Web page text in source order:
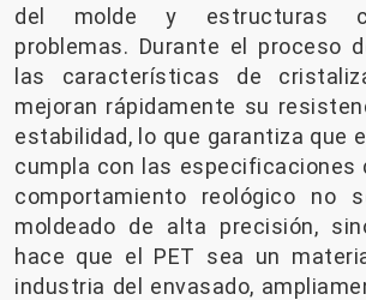
del molde y estructuras
problemas. Durante el proceso
las características de
mejoran rápidamente su
estabilidad, lo que garantiza que
cumpla con las especificaciones
comportamiento reológico no
moldeado de alta precisión,
hace que el PET sea un
industria del envasado,